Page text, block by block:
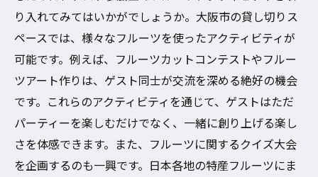
り入れてみてはいかがでしょうか。大阪市の貸し切りス
ペースでは、様々なフルーツを使ったアクティビティが
可能です。例えば、フルーツカットコンテストやフルー
ツアート作りは、ゲスト同士が交流を深める絶好の機会
です。これらのアクティビティを通じて、ゲストはただ
パーティーを楽しむだけでなく、一緒に創り上げる楽し
さを体感できます。また、フルーツに関するクイズ大会
を企画するのも一興です。日本各地の特産フルーツにま